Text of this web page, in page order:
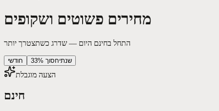
מחירים פשוטים ושקופים
התחל בחינם היום — שדרג כשתצטרך יותר
חודשי שנתיחסוך 33%
הצעה מוגבלת
חינם